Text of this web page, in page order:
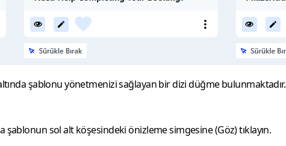
şablonu yönetmenizi sağlayan bir dizi düğme bulunmaktadır.
şablonun sol alt köşesindeki önizleme simgesine (Göz) tıklayın.